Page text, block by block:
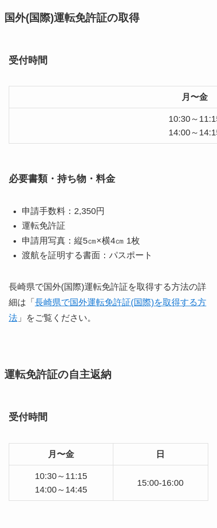
国外(国際)運転免許証の取得
受付時間
月〜金
10:30～
14:00～
必要書類・持ち物・料金
申請手数料：2,350円
運転免許証
申請用写真：縦5㎝×横4㎝ 1枚
渡航を証明する書面：パスポート
長崎県で国外(国際)運転免許証を取得する方法の詳
細は「 長崎県で国外運転免許証(国際)を取得する方
法」をご覧ください。
運転免許証の自主返納
受付時間
月〜金 日
10:30～11:15
14:00～14:45
15:00-16:00